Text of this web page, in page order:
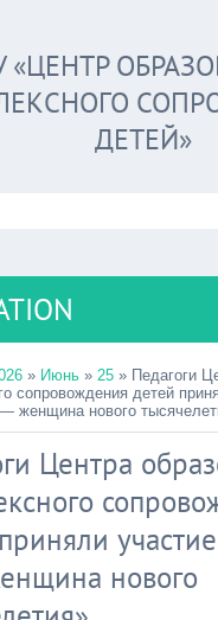
«ЦЕНТР
ДЕТЕЙ»
» Июнь » 25 » Педагоги
сопровождения детей
женщина нового
Центра
нового